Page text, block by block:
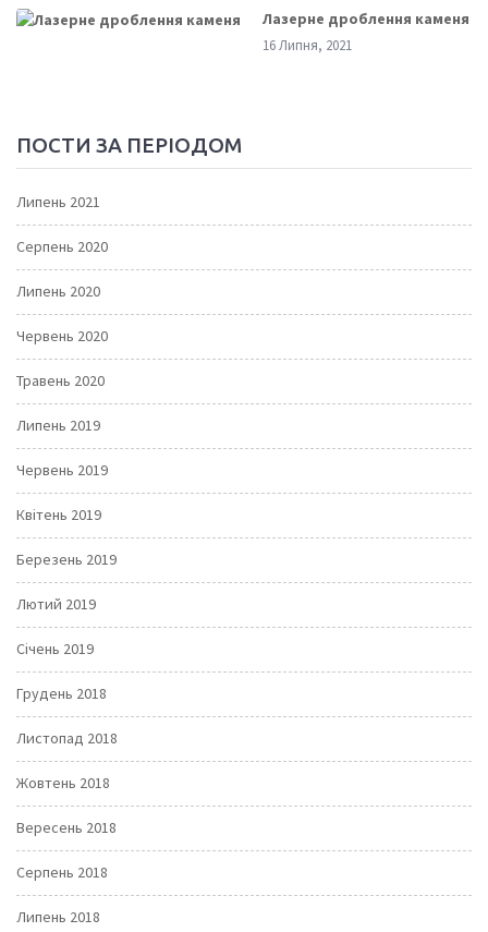
Лазерне дроблення каменя
16 Липня, 2021
ПОСТИ ЗА ПЕРІОДОМ
Липень 2021
Серпень 2020
Липень 2020
Червень 2020
Травень 2020
Липень 2019
Червень 2019
Квітень 2019
Березень 2019
Лютий 2019
Січень 2019
Грудень 2018
Листопад 2018
Жовтень 2018
Вересень 2018
Серпень 2018
Липень 2018